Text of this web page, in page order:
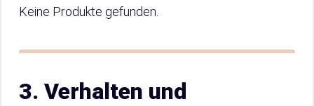
Keine Produkte gefunden.
3. Verhalten und